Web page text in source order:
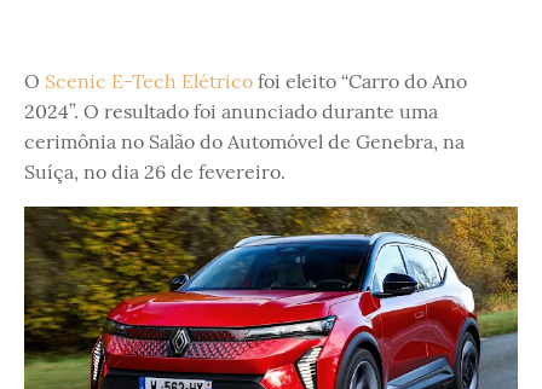
O Scenic E-Tech Elétrico foi eleito “Carro do Ano
2024”. O resultado foi anunciado durante uma
cerimônia no Salão do Automóvel de Genebra, na
Suíça, no dia 26 de fevereiro.